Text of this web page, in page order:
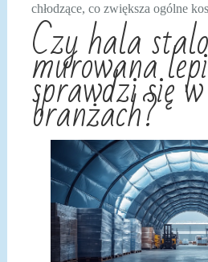
chłodzące, co zwiększa ogólne
Czy hala
murowana
sprawdzi się
branżach?